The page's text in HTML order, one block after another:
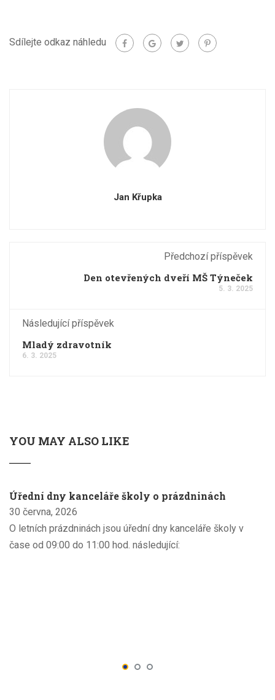
Sdílejte odkaz náhledu
Jan Křupka
Předchozí příspěvek
Den otevřených dveří MŠ Týneček
5. 3. 2025
Následující příspěvek
Mladý zdravotník
6. 3. 2025
YOU MAY ALSO LIKE
Úřední dny kanceláře školy o prázdninách
30 června, 2026
O letních prázdninách jsou úřední dny kanceláře školy v
čase od 09:00 do 11:00 hod. následující: